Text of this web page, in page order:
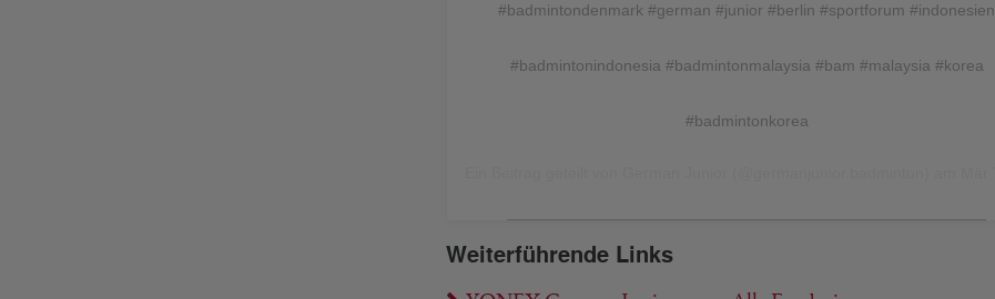
#badmintondenmark #german #junior #berlin #sportforum #indonesien
#badmintonindonesia #badmintonmalaysia #bam #malaysia #korea
#badmintonkorea
Weiterführende Links